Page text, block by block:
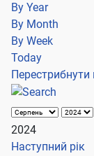
By Year
By Month
By Week
Today
Перестрибнути
2024
Наступний рік